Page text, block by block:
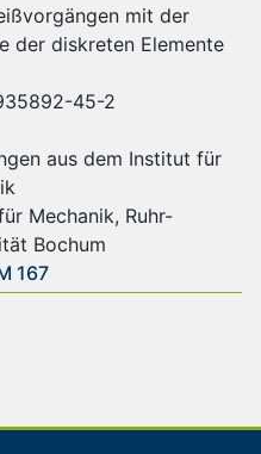
mit der
der diskreten Elemente
45-2
aus dem Institut für
Mechanik, Ruhr-
Bochum
167